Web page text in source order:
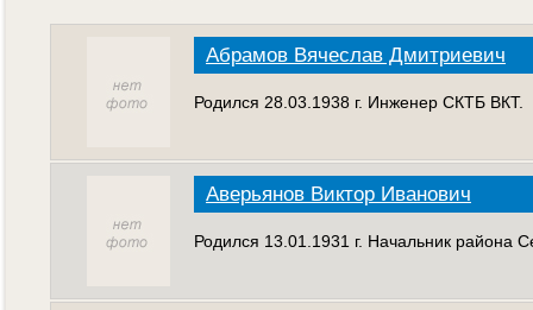
Абрамов Вячеслав Дмитриевич
Родился 28.03.1938 г. Инженер СКТБ ВКТ.
Аверьянов Виктор Иванович
Родился 13.01.1931 г. Начальник района